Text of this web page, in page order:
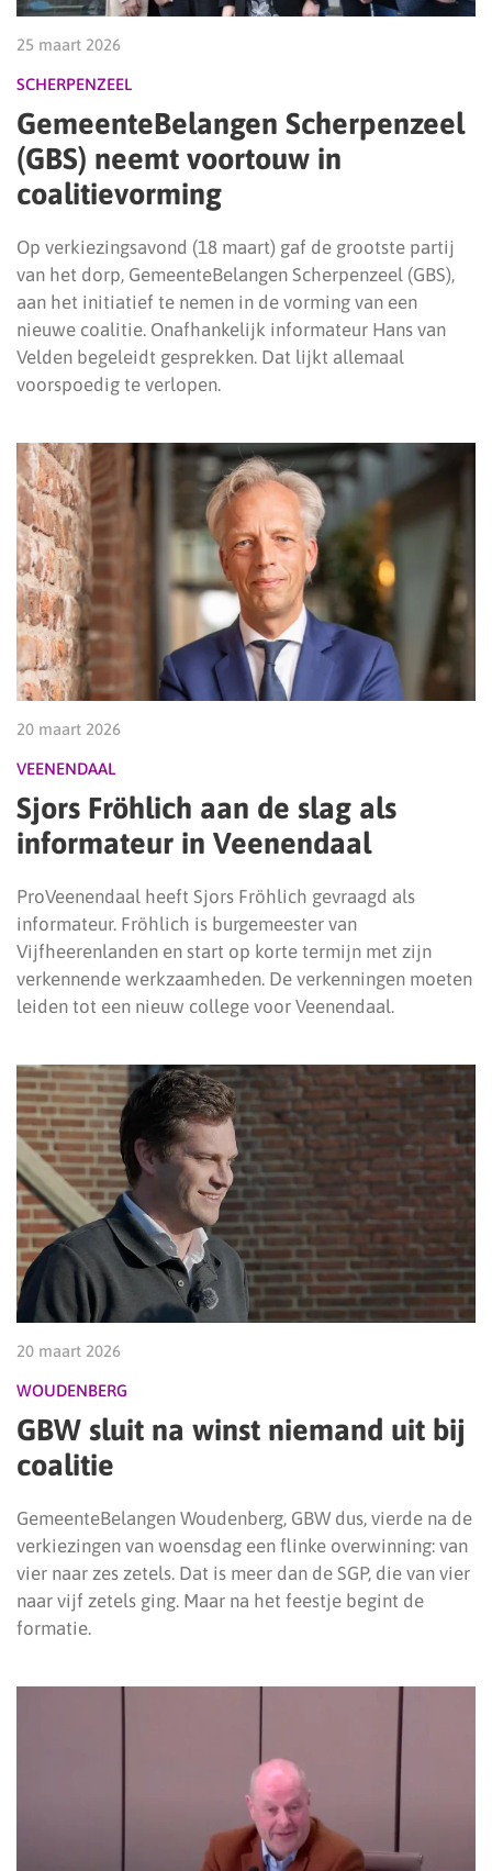
25 maart 2026
SCHERPENZEEL
GemeenteBelangen Scherpenzeel
(GBS) neemt voortouw in
coalitievorming
Op verkiezingsavond (18 maart) gaf de grootste partij
van het dorp, GemeenteBelangen Scherpenzeel (GBS),
aan het initiatief te nemen in de vorming van een
nieuwe coalitie. Onafhankelijk informateur Hans van
Velden begeleidt gesprekken. Dat lijkt allemaal
voorspoedig te verlopen.
20 maart 2026
VEENENDAAL
Sjors Fröhlich aan de slag als
informateur in Veenendaal
ProVeenendaal heeft Sjors Fröhlich gevraagd als
informateur. Fröhlich is burgemeester van
Vijfheerenlanden en start op korte termijn met zijn
verkennende werkzaamheden. De verkenningen moeten
leiden tot een nieuw college voor Veenendaal.
20 maart 2026
WOUDENBERG
GBW sluit na winst niemand uit bij
coalitie
GemeenteBelangen Woudenberg, GBW dus, vierde na de
verkiezingen van woensdag een flinke overwinning: van
vier naar zes zetels. Dat is meer dan de SGP, die van vier
naar vijf zetels ging. Maar na het feestje begint de
formatie.